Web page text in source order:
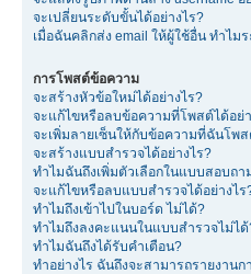
จะเปลี่ยนระดับขั้นได้อย่างไร?
เมื่อฉันคลิกส่ง email ให้ผู้ใช้อื่น ทำไม
การโพสต์ข้อความ
จะสร้างหัวข้อใหม่ได้อย่างไร?
จะแก้ไขหรือลบข้อความที่โพสต์ได้อย่
จะเพิ่มลายเซ็นให้กับข้อความที่ฉันโพส
จะสร้างแบบสำรวจได้อย่างไร?
ทำไมฉันถึงเพิ่มตัวเลือกในแบบสอบถา
จะแก้ไขหรือลบแบบสำรวจได้อย่างไร
ทำไมถึงเข้าไปในบอร์ด ไม่ได้?
ทำไมถึงลงคะแนนในแบบสำรวจไม่ได้
ทำไมฉันถึงได้รับคำเตือน?
ทำอย่างไร ฉันถึงจะสามารถรายงาน